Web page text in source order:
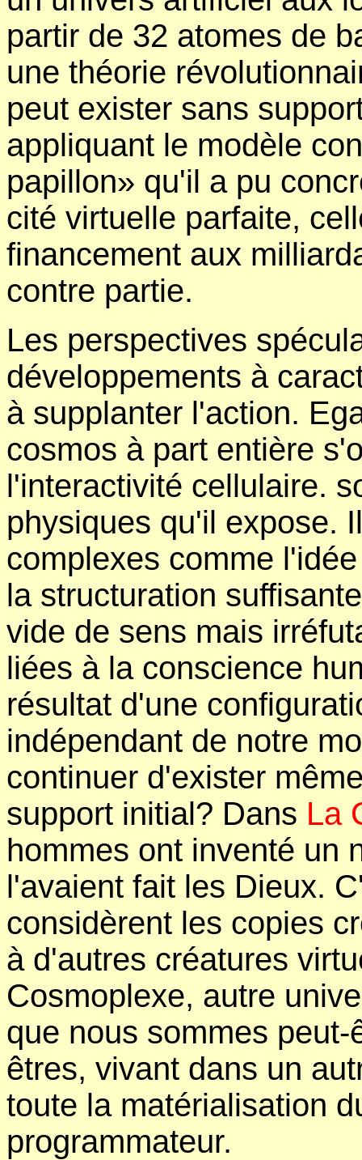
partir de 32 atomes de
une théorie
peut exister sans
appliquant le modèle
papillon» qu'il a pu
cité virtuelle parfaite,
financement aux
contre partie.
Les perspectives
développements à
à supplanter l'action.
cosmos à part entière
l'interactivité cellulaire.
physiques qu'il expose.
complexes comme
la structuration
vide de sens mais
liées à la conscience
résultat d'une
indépendant de notre
continuer d'exister
support initial? Dans La
hommes ont inventé un
l'avaient fait les Dieux.
considèrent les copies
à d'autres créatures
Cosmoplexe, autre
que nous sommes
êtres, vivant dans un
toute la matérialisation
programmateur.